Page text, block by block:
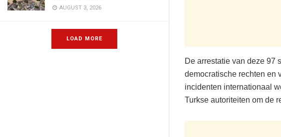
AUGUST 3, 2026
LOAD MORE
De arrestatie van deze 97
democratische rechten en
incidenten internationaal
Turkse autoriteiten om de